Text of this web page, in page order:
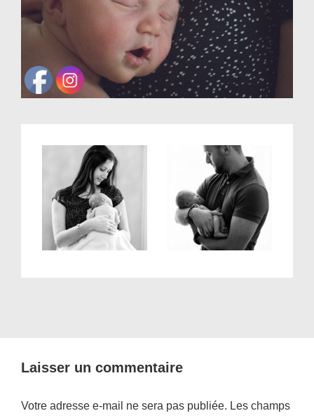
Laisser un commentaire
Votre adresse e-mail ne sera pas publiée. Les champs